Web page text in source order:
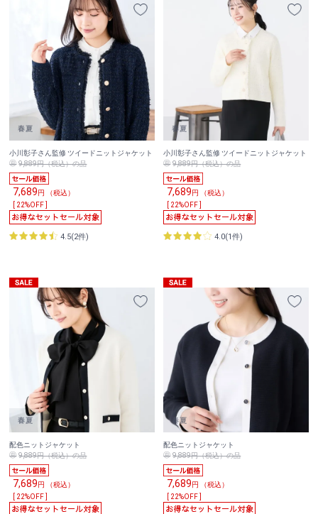
小川彰子さん監修 ツイードニットジャケット
9,889円（税込）の品
7,689円 （税込）
[ 22%OFF ]
4.5(2件)
小川彰子さん監修 ツイードニットジャケット
9,889円（税込）の品
7,689円 （税込）
[ 22%OFF ]
4.0(1件)
配色ニットジャケット
9,889円（税込）の品
7,689円 （税込）
[ 22%OFF ]
配色ニットジャケット
9,889円（税込）の品
7,689円 （税込）
[ 22%OFF ]